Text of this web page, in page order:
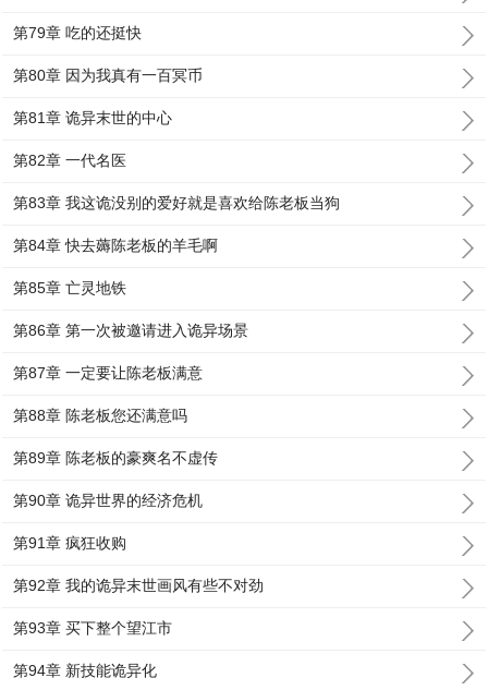
第79章 吃的还挺快
第80章 因为我真有一百冥币
第81章 诡异末世的中心
第82章 一代名医
第83章 我这诡没别的爱好就是喜欢给陈老板当狗
第84章 快去薅陈老板的羊毛啊
第85章 亡灵地铁
第86章 第一次被邀请进入诡异场景
第87章 一定要让陈老板满意
第88章 陈老板您还满意吗
第89章 陈老板的豪爽名不虚传
第90章 诡异世界的经济危机
第91章 疯狂收购
第92章 我的诡异末世画风有些不对劲
第93章 买下整个望江市
第94章 新技能诡异化